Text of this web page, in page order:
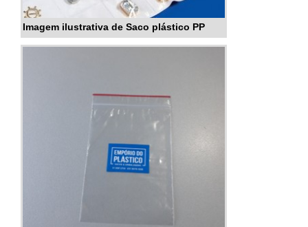
Imagem ilustrativa de Saco plástico PP